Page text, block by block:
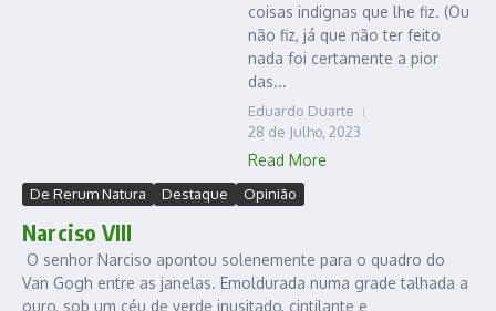
coisas indignas que lhe fiz. (Ou
não fiz, já que não ter feito
nada foi certamente a pior
das...
Eduardo Duarte
28 de Julho, 2023
Read More
De Rerum Natura Destaque Opinião
Narciso VIII
O senhor Narciso apontou solenemente para o quadro do
Van Gogh entre as janelas. Emoldurada numa grade talhada a
ouro, sob um céu de verde inusitado, cintilante e